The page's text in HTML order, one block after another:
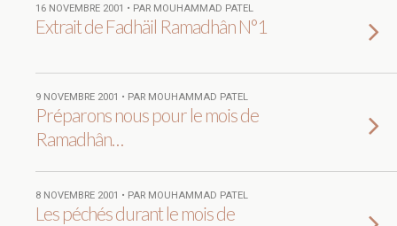
16 NOVEMBRE 2001 • PAR MOUHAMMAD PATEL
Extrait de Fadhäil Ramadhân N°1
9 NOVEMBRE 2001 • PAR MOUHAMMAD PATEL
Préparons nous pour le mois de
Ramadhân…
8 NOVEMBRE 2001 • PAR MOUHAMMAD PATEL
Les péchés durant le mois de